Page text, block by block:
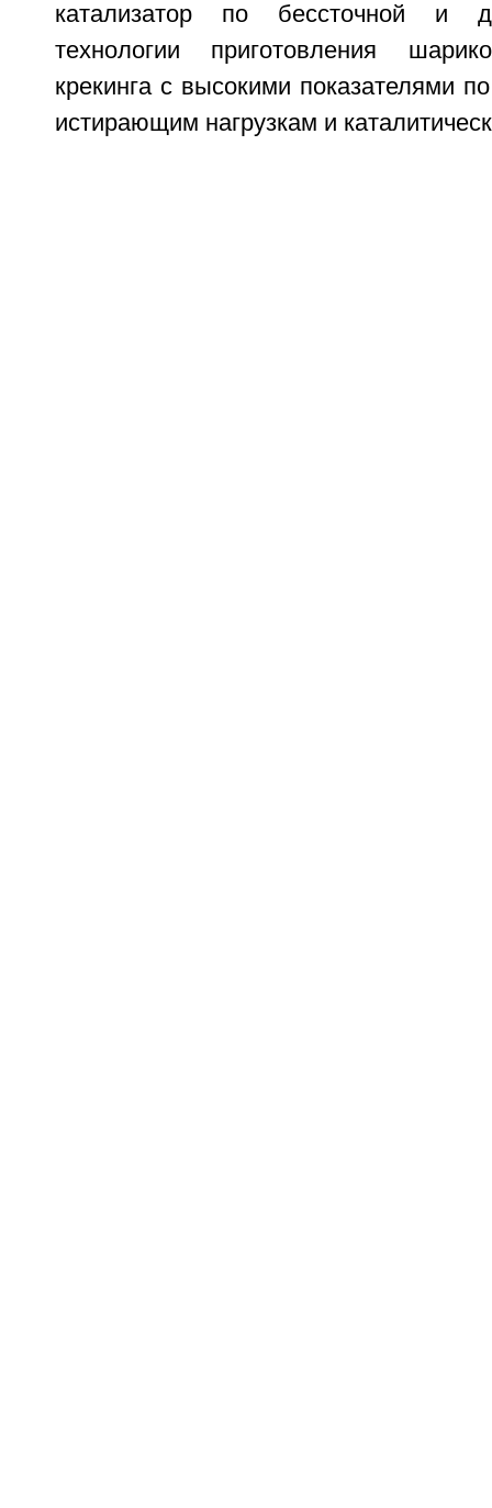
катализатор по бессточной и
технологии приготовления
крекинга с высокими показателями
истирающим нагрузкам и